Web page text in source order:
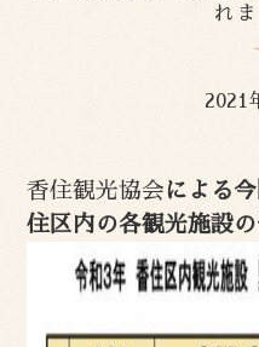
れ
2021
香住観光協会 による
住区内の各観光施設